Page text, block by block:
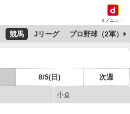
dメニュー
競馬 Jリーグ プロ野球（2軍）
8/5(日) 次週
小倉